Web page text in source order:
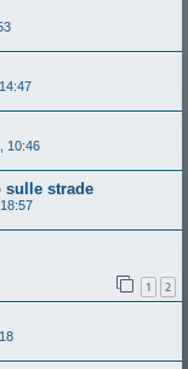
10:46
sulle strade
1 2